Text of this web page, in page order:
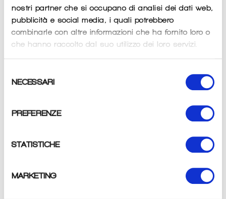
nostri partner che si occupano di analisi dei dati web,
pubblicità e social media, i quali potrebbero
combinarle con altre informazioni che ha fornito loro o
che hanno raccolto dal suo utilizzo dei loro servizi.
delNECESSARI
PREFERENZE
STATISTICHE
MARKETING
ESAURITO
Maglia baby realizzata in tessuto Kontatto, leggero e morbido.
Stampata con la grafica Campione del Mondo, proprio come le